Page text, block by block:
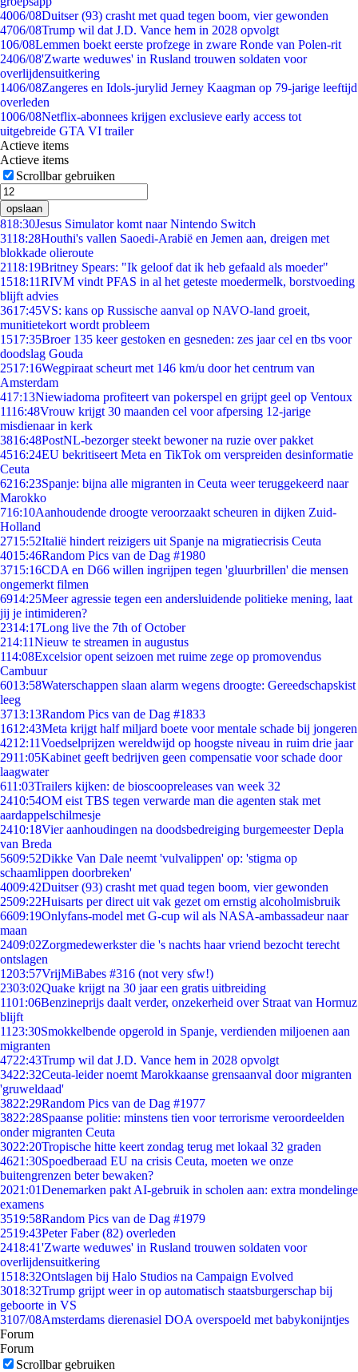
4006/08Duitser (93) crasht met quad tegen boom, vier gewonden
4706/08Trump wil dat J.D. Vance hem in 2028 opvolgt
106/08Lemmen boekt eerste profzege in zware Ronde van Polen-rit
2406/08'Zwarte weduwes' in Rusland trouwen soldaten voor
overlijdensuitkering
1406/08Zangeres en Idols-jurylid Jerney Kaagman op 79-jarige leeftijd
overleden
1006/08Netflix-abonnees krijgen exclusieve early access tot
uitgebreide GTA VI trailer
Actieve items
Actieve items
Scrollbar gebruiken
opslaan
818:30Jesus Simulator komt naar Nintendo Switch
3118:28Houthi's vallen Saoedi-Arabië en Jemen aan, dreigen met
blokkade olieroute
2118:19Britney Spears: "Ik geloof dat ik heb gefaald als moeder"
1518:11RIVM vindt PFAS in al het geteste moedermelk, borstvoeding
blijft advies
3617:45VS: kans op Russische aanval op NAVO-land groeit,
munitietekort wordt probleem
1517:35Broer 135 keer gestoken en gesneden: zes jaar cel en tbs voor
doodslag Gouda
2517:16Wegpiraat scheurt met 146 km/u door het centrum van
Amsterdam
417:13Niewiadoma profiteert van pokerspel en grijpt geel op Ventoux
1116:48Vrouw krijgt 30 maanden cel voor afpersing 12-jarige
misdienaar in kerk
3816:48PostNL-bezorger steekt bewoner na ruzie over pakket
4516:24EU bekritiseert Meta en TikTok om verspreiden desinformatie
Ceuta
6216:23Spanje: bijna alle migranten in Ceuta weer teruggekeerd naar
Marokko
716:10Aanhoudende droogte veroorzaakt scheuren in dijken Zuid-
Holland
2715:52Italië hindert reizigers uit Spanje na migratiecrisis Ceuta
4015:46Random Pics van de Dag #1980
3715:16CDA en D66 willen ingrijpen tegen 'gluurbrillen' die mensen
ongemerkt filmen
6914:25Meer agressie tegen een andersluidende politieke mening, laat
jij je intimideren?
2314:17Long live the 7th of October
214:11Nieuw te streamen in augustus
114:08Excelsior opent seizoen met ruime zege op promovendus
Cambuur
6013:58Waterschappen slaan alarm wegens droogte: Gereedschapskist
leeg
3713:13Random Pics van de Dag #1833
1612:43Meta krijgt half miljard boete voor mentale schade bij jongeren
4212:11Voedselprijzen wereldwijd op hoogste niveau in ruim drie jaar
2911:05Kabinet geeft bedrijven geen compensatie voor schade door
laagwater
611:03Trailers kijken: de bioscoopreleases van week 32
2410:54OM eist TBS tegen verwarde man die agenten stak met
aardappelschilmesje
2410:18Vier aanhoudingen na doodsbedreiging burgemeester Depla
van Breda
5609:52Dikke Van Dale neemt 'vulvalippen' op: 'stigma op
schaamlippen doorbreken'
4009:42Duitser (93) crasht met quad tegen boom, vier gewonden
2509:22Huisarts per direct uit vak gezet om ernstig alcoholmisbruik
6609:19Onlyfans-model met G-cup wil als NASA-ambassadeur naar
maan
2409:02Zorgmedewerkster die 's nachts haar vriend bezocht terecht
ontslagen
1203:57VrijMiBabes #316 (not very sfw!)
2303:02Quake krijgt na 30 jaar een gratis uitbreiding
1101:06Benzineprijs daalt verder, onzekerheid over Straat van Hormuz
blijft
11 23:30Smokkelbende opgerold in Spanje, verdienden miljoenen aan
migranten
4722:43Trump wil dat J.D. Vance hem in 2028 opvolgt
3422:32Ceuta-leider noemt Marokkaanse grensaanval door migranten
'gruweldaad'
3822:29Random Pics van de Dag #1977
3822:28Spaanse politie: minstens tien voor terrorisme veroordeelden
onder migranten Ceuta
3022:20Tropische hitte keert zondag terug met lokaal 32 graden
4621:30Spoedberaad EU na crisis Ceuta, moeten we onze
buitengrenzen beter bewaken?
2021:01Denemarken pakt AI-gebruik in scholen aan: extra mondelinge
examens
3519:58Random Pics van de Dag #1979
2519:43Peter Faber (82) overleden
2418:41'Zwarte weduwes' in Rusland trouwen soldaten voor
overlijdensuitkering
1518:32Ontslagen bij Halo Studios na Campaign Evolved
3018:32Trump grijpt weer in op automatisch staatsburgerschap bij
geboorte in VS
3107/08Amsterdams dierenasiel DOA overspoeld met babykonijntjes
Forum
Forum
Scrollbar gebruiken